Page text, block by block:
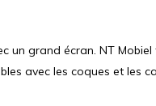
un grand écran. NT
avec les coques et les